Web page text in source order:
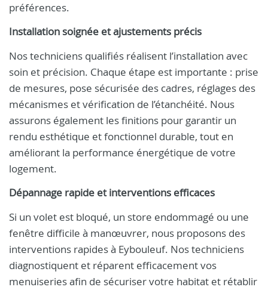
préférences.
Installation soignée et ajustements précis
Nos techniciens qualifiés réalisent l’installation avec
soin et précision. Chaque étape est importante : prise
de mesures, pose sécurisée des cadres, réglages des
mécanismes et vérification de l’étanchéité. Nous
assurons également les finitions pour garantir un
rendu esthétique et fonctionnel durable, tout en
améliorant la performance énergétique de votre
logement.
Dépannage rapide et interventions efficaces
Si un volet est bloqué, un store endommagé ou une
fenêtre difficile à manœuvrer, nous proposons des
interventions rapides à Eybouleuf. Nos techniciens
diagnostiquent et réparent efficacement vos
menuiseries afin de sécuriser votre habitat et rétablir